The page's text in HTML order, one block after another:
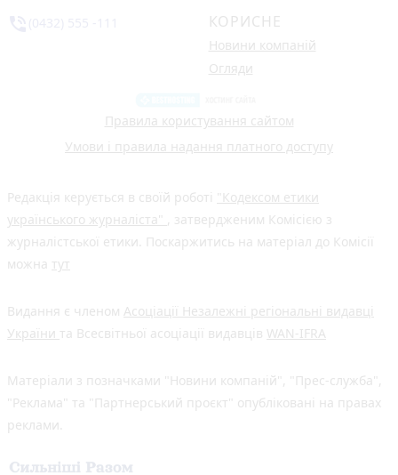
КОРИСНЕ
Новини компаній
Огляди
Правила користування сайтом
Умови і правила надання платного доступу
Редакція керується в своїй роботі "Кодексом етики
українського журналіста" , затвердженим Комісією з
журналістської етики. Поскаржитись на матеріал до Комісії
можна тут
Видання є членом Асоціації Незалежні регіональні видавці
України та Всесвітньої асоціації видавців WAN-IFRA
Матеріали з позначками "Новини компаній", "Прес-служба",
"Реклама" та "Партнерський проєкт" опубліковані на правах
реклами.